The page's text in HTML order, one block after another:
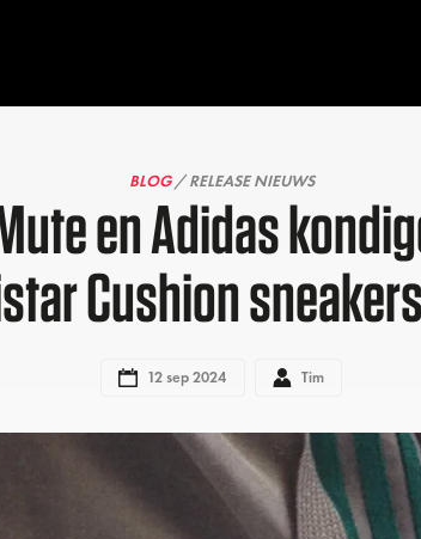
BLOG/ RELEASE NIEUWS
en Adidas
Cushion
12 sep 2024 Tim